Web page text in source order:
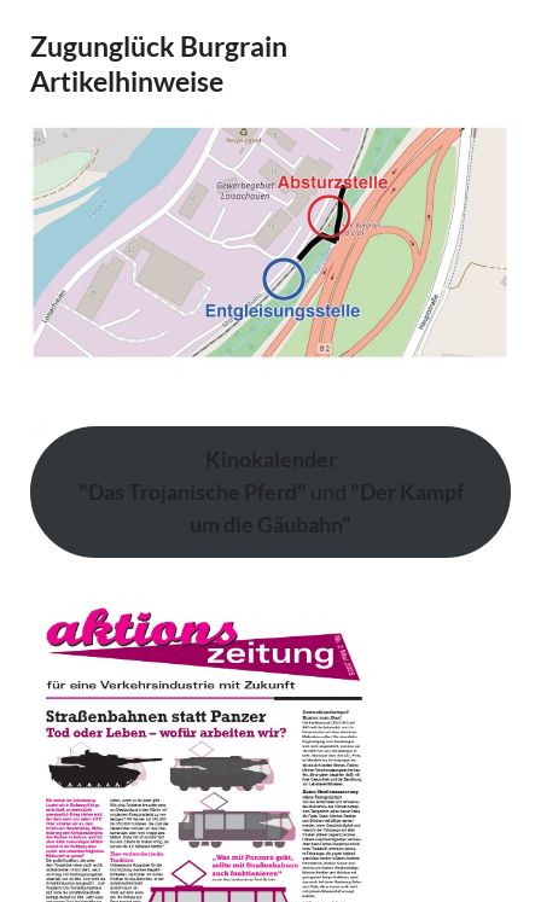
Zugunglück Burgrain
Artikelhinweise
Kinokalender
"Das Trojanische Pferd" und "Der Kampf
um die Gäubahn"